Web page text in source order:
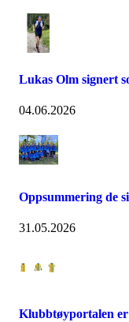
Lukas Olm signert
04.06.2026
Oppsummering de
31.05.2026
Klubbtøyportalen